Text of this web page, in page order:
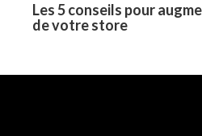
Les 5 conseils pour
de votre store